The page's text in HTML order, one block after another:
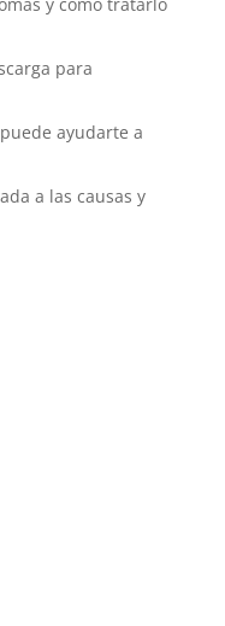
para
ayudarte a
a las causas y